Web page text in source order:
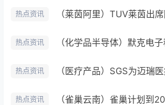
热点资讯
热点资讯
热点资讯 （医疗产品）SGS为迈瑞
热点资讯